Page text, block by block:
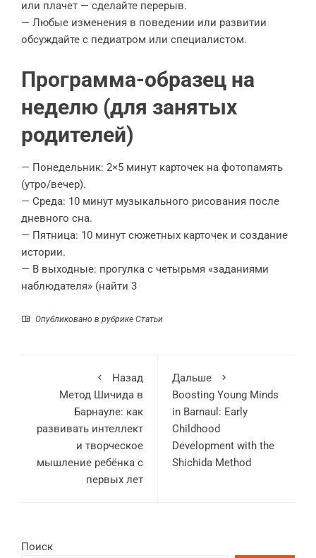
или плачет — сделайте перерыв.
— Любые изменения в поведении или развитии
обсуждайте с педиатром или специалистом.
Программа-образец на
неделю (для занятых
родителей)
— Понедельник: 2×5 минут карточек на фотопамять
(утро/вечер).
— Среда: 10 минут музыкального рисования после
дневного сна.
— Пятница: 10 минут сюжетных карточек и создание
истории.
— В выходные: прогулка с четырьмя «заданиями
наблюдателя» (найти 3
Опубликовано в рубрике Статьи
Назад
Метод Шичида в
Барнауле: как
развивать интеллект
и творческое
мышление ребёнка с
первых лет
Дальше
Boosting Young Minds
in Barnaul: Early
Childhood
Development with the
Shichida Method
Поиск